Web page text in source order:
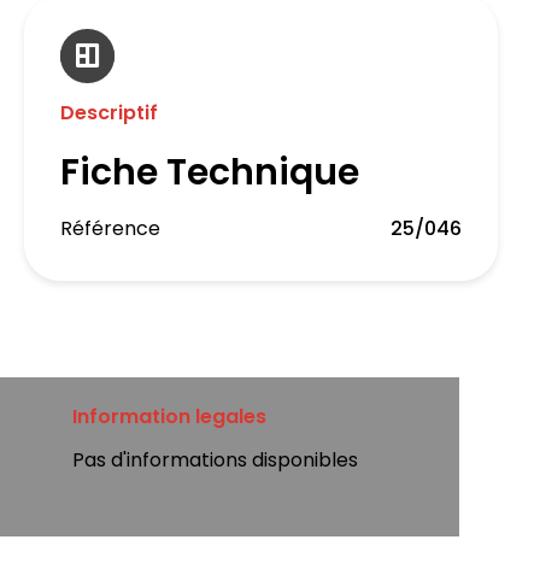
Descriptif
Fiche Technique
Référence 25/046
Information legales
Pas d'informations disponibles